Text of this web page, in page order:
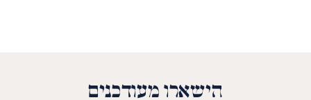
הישארו מעודכנים